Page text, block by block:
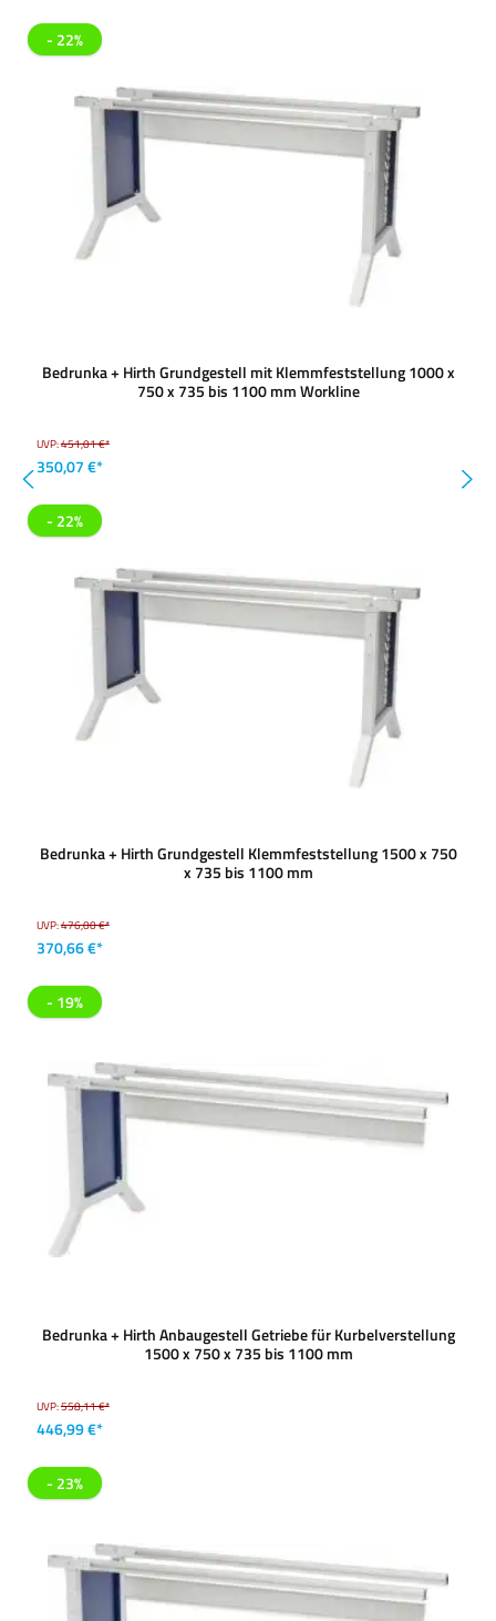
- 22%
Bedrunka + Hirth Grundgestell mit Klemmfeststellung 1000 x
750 x 735 bis 1100 mm Workline
UVP:451,01 €*
350,07 €*
- 22%
Bedrunka + Hirth Grundgestell Klemmfeststellung 1500 x 750
x 735 bis 1100 mm
UVP:476,00 €*
370,66 €*
- 19%
Bedrunka + Hirth Anbaugestell Getriebe für Kurbelverstellung
1500 x 750 x 735 bis 1100 mm
UVP:558,11 €*
446,99 €*
- 23%